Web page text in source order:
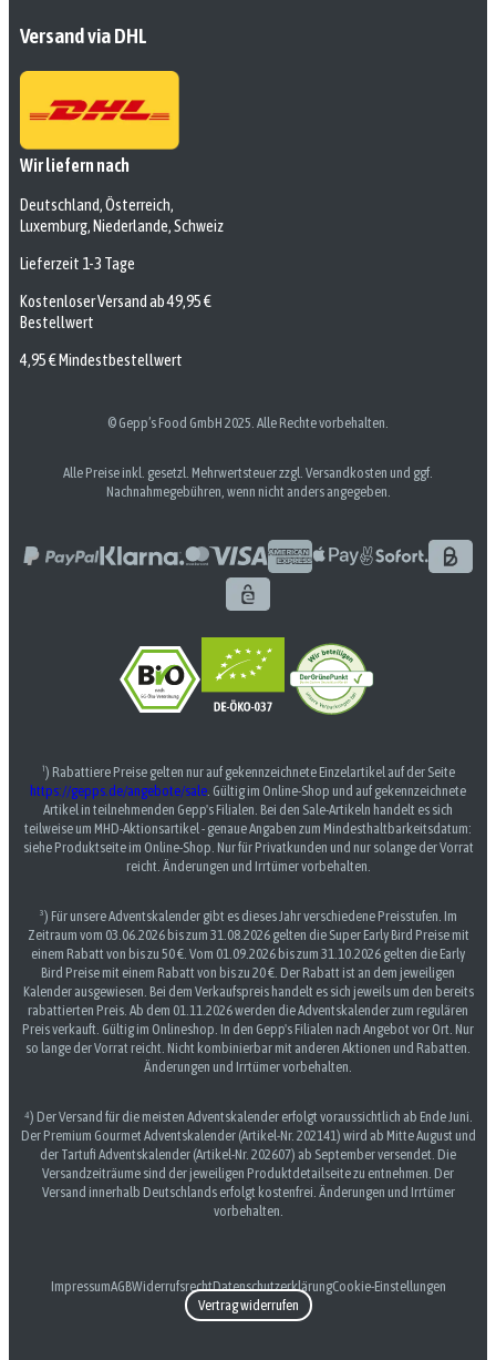
Versand via DHL
Wir liefern nach
Deutschland, Österreich,
Luxemburg, Niederlande, Schweiz
Lieferzeit 1-3 Tage
Kostenloser Versand ab 49,95 €
Bestellwert
4,95 € Mindestbestellwert
© Gepp’s Food GmbH 2025. Alle Rechte vorbehalten.
Alle Preise inkl. gesetzl. Mehrwertsteuer zzgl. Versandkosten und ggf.
Nachnahmegebühren, wenn nicht anders angegeben.
¹) Rabattiere Preise gelten nur auf gekennzeichnete Einzelartikel auf der Seite
https://gepps.de/angebote/sale. Gültig im Online-Shop und auf gekennzeichnete
Artikel in teilnehmenden Gepp's Filialen. Bei den Sale-Artikeln handelt es sich
teilweise um MHD-Aktionsartikel - genaue Angaben zum Mindesthaltbarkeitsdatum:
siehe Produktseite im Online-Shop. Nur für Privatkunden und nur solange der Vorrat
reicht. Änderungen und Irrtümer vorbehalten.
³) Für unsere Adventskalender gibt es dieses Jahr verschiedene Preisstufen. Im
Zeitraum vom 03.06.2026 bis zum 31.08.2026 gelten die Super Early Bird Preise mit
einem Rabatt von bis zu 50 €. Vom 01.09.2026 bis zum 31.10.2026 gelten die Early
Bird Preise mit einem Rabatt von bis zu 20 €. Der Rabatt ist an dem jeweiligen
Kalender ausgewiesen. Bei dem Verkaufspreis handelt es sich jeweils um den bereits
rabattierten Preis. Ab dem 01.11.2026 werden die Adventskalender zum regulären
Preis verkauft. Gültig im Onlineshop. In den Gepp's Filialen nach Angebot vor Ort. Nur
so lange der Vorrat reicht. Nicht kombinierbar mit anderen Aktionen und Rabatten.
Änderungen und Irrtümer vorbehalten.
⁴) Der Versand für die meisten Adventskalender erfolgt voraussichtlich ab Ende Juni.
Der Premium Gourmet Adventskalender (Artikel-Nr. 202141) wird ab Mitte August und
der Tartufi Adventskalender (Artikel-Nr. 202607) ab September versendet. Die
Versandzeiträume sind der jeweiligen Produktdetailseite zu entnehmen. Der
Versand innerhalb Deutschlands erfolgt kostenfrei. Änderungen und Irrtümer
vorbehalten.
ImpressumAGBWiderrufsrechtDatenschutzerklärungCookie-Einstellungen
Vertrag widerrufen